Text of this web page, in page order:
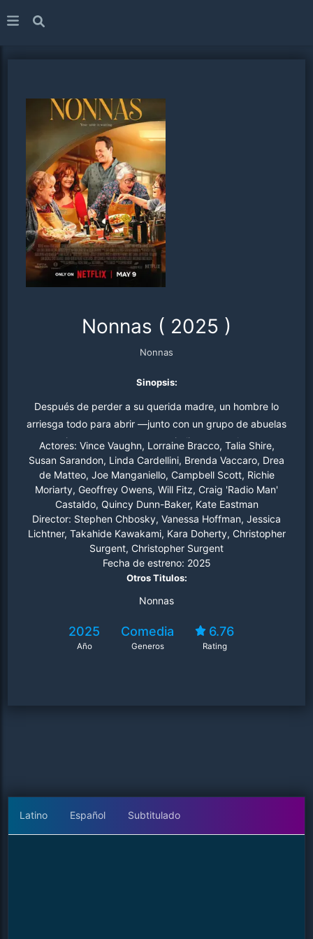
Nonnas ( 2025 )
Nonnas
Sinopsis:
Después de perder a su querida madre, un hombre lo
arriesga todo para abrir ―junto con un grupo de abuelas
cocineras― un restaurante italiano en su honor.
Actores: Vince Vaughn, Lorraine Bracco, Talia Shire,
Susan Sarandon, Linda Cardellini, Brenda Vaccaro, Drea
de Matteo, Joe Manganiello, Campbell Scott, Richie
Moriarty, Geoffrey Owens, Will Fitz, Craig 'Radio Man'
Castaldo, Quincy Dunn-Baker, Kate Eastman
Director: Stephen Chbosky, Vanessa Hoffman, Jessica
Lichtner, Takahide Kawakami, Kara Doherty, Christopher
Surgent, Christopher Surgent
Fecha de estreno: 2025
Otros Titulos:
Nonnas
2025
Año
Comedia
Generos
6.76
Rating
Latino Español Subtitulado